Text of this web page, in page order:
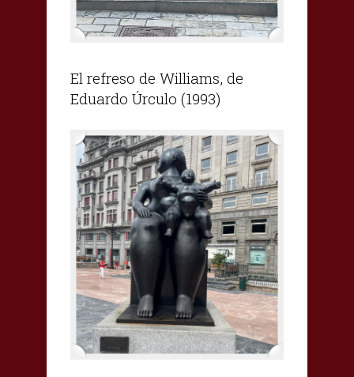
El refreso de Williams, de
Eduardo Úrculo (1993)